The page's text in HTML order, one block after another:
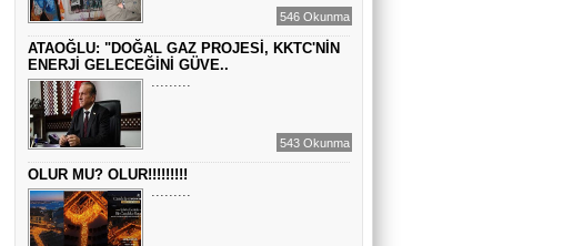
Sinem Elgün
BİR ROMAN DAHA
EMİR EMİRHANOĞLU
BAYRAMDA ARA VERİN
MACİT SOYDAN
546 Okunma
ATAOĞLU: "DOĞAL GAZ PROJESİ, KKTC'NİN
ENERJİ GELECEĞİNİ GÜVE..
.........
543 Okunma
OLUR MU? OLUR!!!!!!!!!
.........